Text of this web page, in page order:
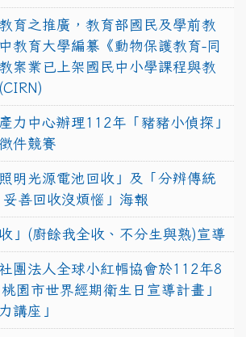
育之推廣，教育部國民及學前教
教育大學編纂《動物保護教育-同
案業已上架國民中小學課程與教
力中心辦理112年「豬豬小偵探」
件競賽
明光源電池回收」及「分辨傳統
善回收沒煩惱」海報
」(廚餘我全收、不分生與熟)宣導
團法人全球小紅帽協會於112年8
園市世界經期衛生日宣導計畫」
講座」